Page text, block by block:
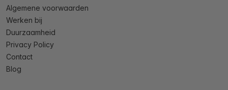
Algemene voorwaarden
Werken bij
Duurzaamheid
Privacy Policy
Contact
Blog